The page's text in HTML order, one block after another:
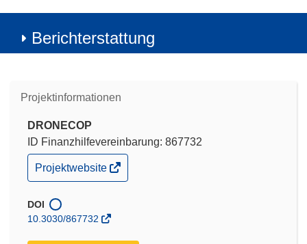
Berichterstattung
Projektinformationen
DRONECOP
ID Finanzhilfevereinbarung: 867732
(öffnet
in
Fenster)
Projektwebsite
DOI
10.3030/867732